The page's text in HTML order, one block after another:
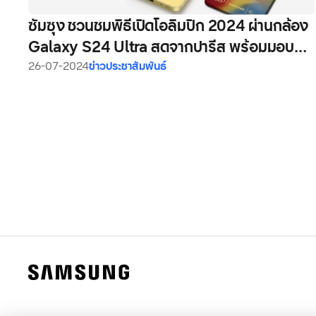
ซัมซุง ชวนชมพิธีเปิดโอลิมปิก 2024 ผ่านกล้อง
Galaxy S24 Ultra สดจากปารีส พร้อมมอบ
Galaxy Z Flip6 Olympic Edition เซอร์ไพรส์
26-07-2024ข่าวประชาสัมพันธ์